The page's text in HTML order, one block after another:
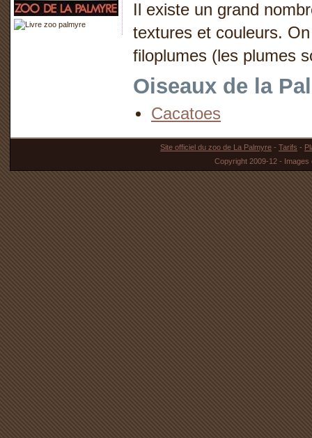
Il existe un grand
textures et couleurs.
filoplumes (les plumes
Oiseaux de la
Cacatoes
Site officiel du zoo de La Palmyre - Tarifs -
Copyright 2009-12 -